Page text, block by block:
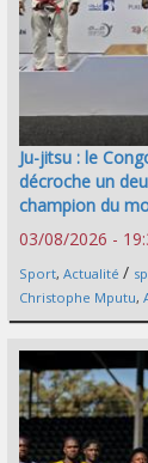
Ju-jitsu : le
décroche un
champion du
03/08/2026 -
Sport, Actualité /
Christophe Mputu,